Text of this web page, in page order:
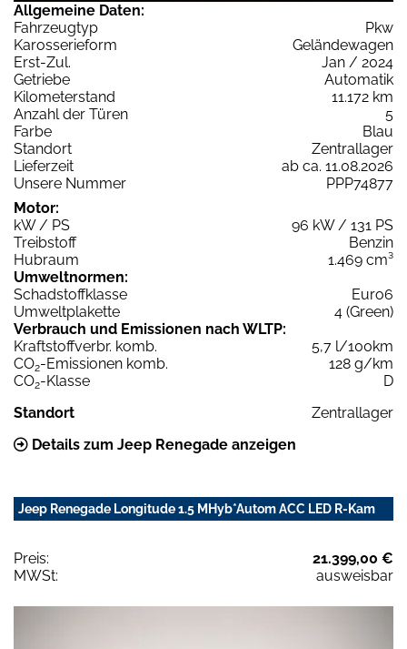
Allgemeine Daten:
Fahrzeugtyp
Pkw
Karosserieform
Geländewagen
Erst-Zul.
Jan / 2024
Getriebe
Automatik
Kilometerstand
11.172 km
Anzahl der Türen
5
Farbe
Blau
Standort
Zentrallager
Lieferzeit
ab ca. 11.08.2026
Unsere Nummer
PPP74877
Motor:
kW / PS
96 kW / 131 PS
Treibstoff
Benzin
Hubraum
1.469 cm³
Umweltnormen:
Schadstoffklasse
Euro6
Umweltplakette
4 (Green)
Verbrauch und Emissionen nach WLTP:
Kraftstoffverbr. komb.
5,7 l/100km
CO2-Emissionen komb.
128 g/km
CO2-Klasse
D
Standort
Zentrallager
Details zum Jeep Renegade anzeigen
Jeep Renegade Longitude 1.5 MHyb*Autom ACC LED R-Kam
Preis:
21.399,00 €
MWSt:
ausweisbar